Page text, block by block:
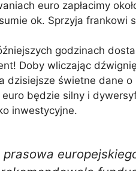
euro zapłacimy
ok. Sprzyja frankowi
godzinach
Doby wliczając
dzisiejsze świetne dane
będzie silny i
inwestycyjne.